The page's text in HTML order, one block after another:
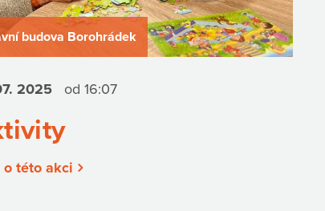
budova Borohrádek
2025 od 16:07
o této akci